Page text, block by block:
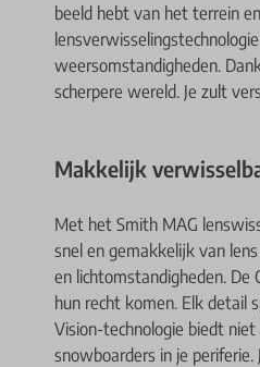
beeld hebt van het terrein
weersomstandigheden.
scherpere wereld. Je zult
Makkelijk
Met het Smith MAG
snel en gemakkelijk van
en lichtomstandigheden.
hun recht komen. Elk detail
Vision-technologie biedt
snowboarders in je